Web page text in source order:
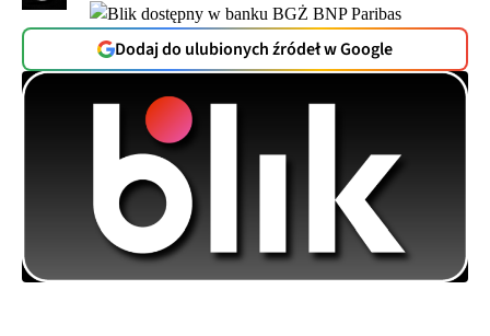
Dodaj do ulubionych źródeł w Google